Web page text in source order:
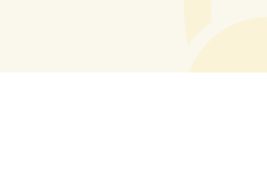
切手バラ